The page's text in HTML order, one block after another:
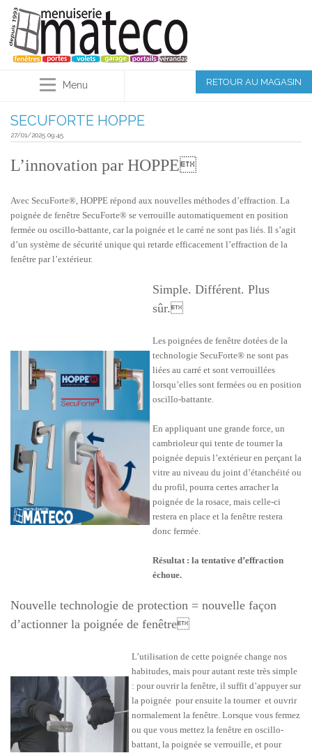
Menu RETOUR AU MAGASIN
SECUFORTE HOPPE
27/01/2025 09:45
L’innovation par HOPPE
Avec SecuForte®, HOPPE répond aux nouvelles méthodes d’effraction. La
poignée de fenêtre SecuForte® se verrouille automatiquement en position
fermée ou oscillo-battante, car la poignée et le carré ne sont pas liés. Il s’agit
d’un système de sécurité unique qui retarde efficacement l’effraction de la
fenêtre par l’extérieur.
Simple. Différent. Plus
sûr.
Les poignées de fenêtre dotées de la
technologie SecuForte® ne sont pas
liées au carré et sont verrouillées
lorsqu’elles sont fermées ou en position
oscillo-battante.
En appliquant une grande force, un
cambrioleur qui tente de tourner la
poignée depuis l’extérieur en perçant la
vitre au niveau du joint d’étanchéité ou
du profil, pourra certes arracher la
poignée de la rosace, mais celle-ci
restera en place et la fenêtre restera
donc fermée.
Résultat : la tentative d’effraction
échoue.
Nouvelle technologie de protection = nouvelle façon
d’actionner la poignée de fenêtre
L’utilisation de cette poignée change nos
habitudes, mais pour autant reste très simple
: pour ouvrir la fenêtre, il suffit d’appuyer sur
la poignée pour ensuite la tourner et ouvrir
normalement la fenêtre. Lorsque vous fermez
ou que vous mettez la fenêtre en oscillo-
battant, la poignée se verrouille, et pour